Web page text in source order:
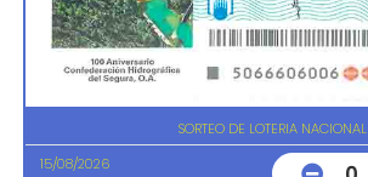
SORTEO DE LOTERIA NACIONAL
15/08/2026